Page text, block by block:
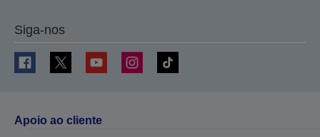
Siga-nos
Apoio ao cliente